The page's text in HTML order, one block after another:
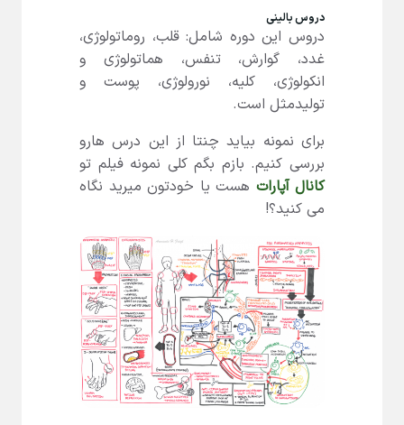
دروس بالینی
دروس این دوره شامل: قلب، روماتولوژی،
غدد، گوارش، تنفس، هماتولوژی و
انکولوژی، کلیه، نورولوژی، پوست و
تولیدمثل است.
برای نمونه بیاید چنتا از این درس هارو
بررسی کنیم. بازم بگم کلی نمونه فیلم تو
کانال آپارات هست یا خودتون میرید نگاه
می کنید؟!